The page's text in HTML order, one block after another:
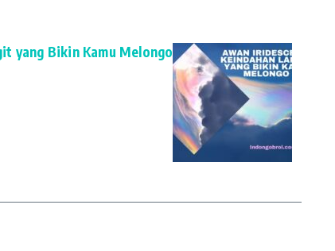
yang Bikin Kamu Melongo